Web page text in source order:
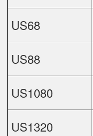
US68
US88
US1080
US1320